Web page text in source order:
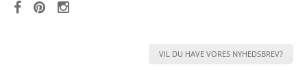
VIL DU HAVE VORES NYHEDSBREV?